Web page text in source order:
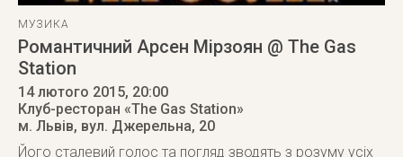
МУЗИКА
Романтичний Арсен Мірзоян @ The Gas
Station
14 лютого 2015, 20:00
Клуб-ресторан «The Gas Station»
м. Львів, вул. Джерельна, 20
Його сталевий голос та погляд зводять з розуму усіх